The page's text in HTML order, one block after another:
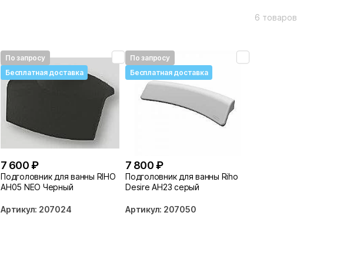
6 товаров
По запросу
Бесплатная доставка
7 600 ₽
Подголовник для ванны RIHO
AH05 NEO Черный
Артикул: 207024
По запросу
Бесплатная доставка
7 800 ₽
Подголовник для ванны Riho
Desire AH23 серый
Артикул: 207050